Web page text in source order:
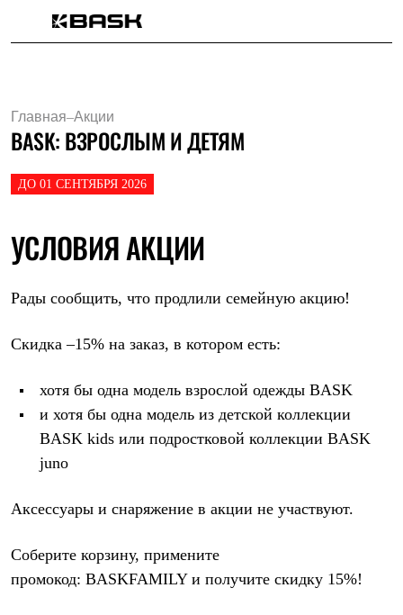
Куртки
Брюки
Жилеты
Комбинезоны
Утепленная синтетикой
Штормовая одежда
Куртки
Софтшелл одежда
Куртки
Флисовая одежда
Жилеты
Термобелье
Теплое термобелье
Среднее термобелье
Легкое термобелье
Рубашки
Брюки
Шорты
Женская одежда
Главная–Акции
BASK: ВЗРОСЛЫМ И ДЕТЯМ
ДО 01 СЕНТЯБРЯ 2026
УСЛОВИЯ АКЦИИ
Рады сообщить, что продлили семейную акцию!
Скидка–15% на заказ, в котором есть:
хотя бы одна модель взрослой одежды BASK
и хотя бы одна модель из детской коллекции
BASK kids или подростковой коллекции BASK
juno
Аксессуары и снаряжение в акции не участвуют.
Соберите корзину, примените
промокод: BASKFAMILY и получите скидку 15%!